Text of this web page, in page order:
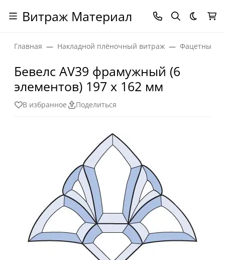
Витраж Материал Темная
Главная Накладной плёночный витраж Фацетные
Бевелс AV39 фрамужный (6
элементов) 197 х 162 мм
В избранное Поделиться